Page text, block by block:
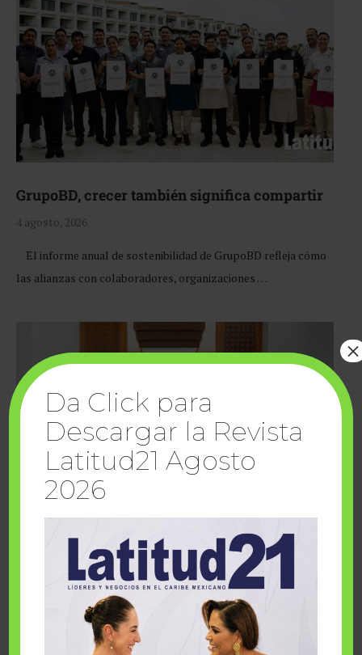
GrupoBD, crecer también significa compartir
4 agosto, 2026
El informe anual de sostenibilidad de GrupoBD refleja cómo
las alianzas con colaboradores, organizaciones …
Cuando la solidaridad inspira; cumplen
sueños Fairmont Mayakoba y Make-A-Wish
Da Click para
Descargar la Revista
Latitud21 Agosto
2026
×